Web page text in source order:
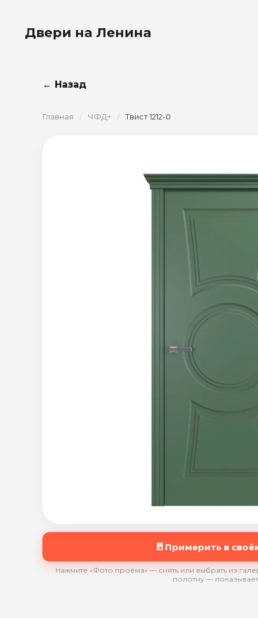
Двери на Ленина
← Назад
Главная / ЧФД+ / Твист 1212-0
🚪 Примерить в
Нажмите «Фото проёма» — снять или выбрать из
полотну —